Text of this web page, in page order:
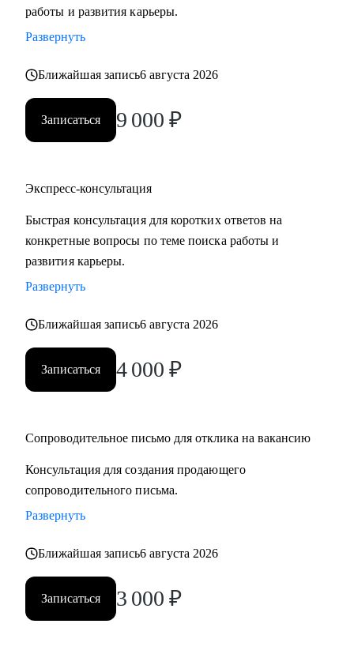
работы и развития карьеры.
Развернуть
Ближайшая запись6 августа 2026
Записаться 9 000 ₽
Экспресс-консультация
Быстрая консультация для коротких ответов на
конкретные вопросы по теме поиска работы и
развития карьеры.
Развернуть
Ближайшая запись6 августа 2026
Записаться 4 000 ₽
Сопроводительное письмо для отклика на вакансию
Консультация для создания продающего
сопроводительного письма.
Развернуть
Ближайшая запись6 августа 2026
Записаться 3 000 ₽